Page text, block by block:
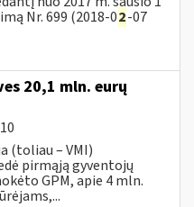
Nr. 699 (2018-02-07
20,1 mln. eurų
(toliau – VMI)
pirmąją gyventojų
GPM, apie 4 mln.